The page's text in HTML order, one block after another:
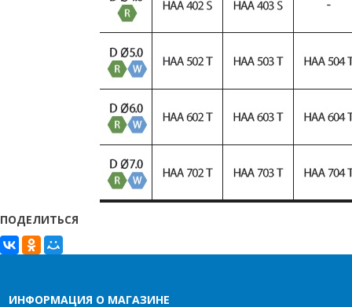
ПОДЕЛИТЬСЯ
ИНФОРМАЦИЯ О МАГАЗИНЕ